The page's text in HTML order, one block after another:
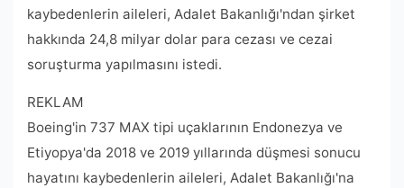
kaybedenlerin aileleri, Adalet Bakanlığı'ndan şirket
hakkında 24,8 milyar dolar para cezası ve cezai
soruşturma yapılmasını istedi.
REKLAM
Boeing'in 737 MAX tipi uçaklarının Endonezya ve
Etiyopya'da 2018 ve 2019 yıllarında düşmesi sonucu
hayatını kaybedenlerin aileleri, Adalet Bakanlığı'na